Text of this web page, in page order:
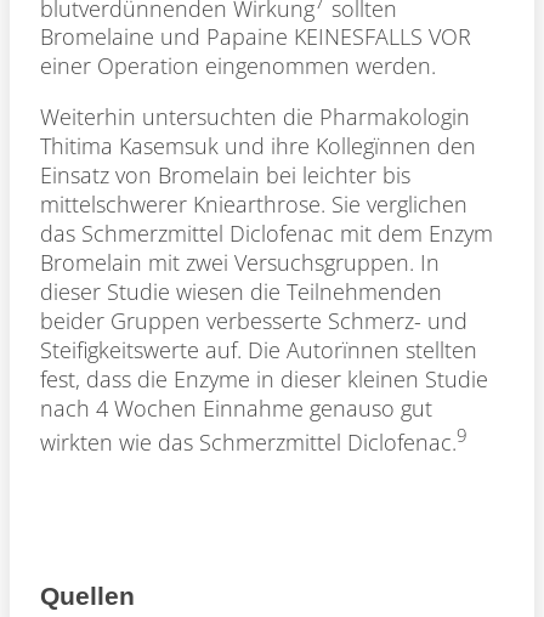
blutverdünnenden Wirkung
sollten
Bromelaine und Papaine KEINESFALLS VOR
einer Operation eingenommen werden.
Weiterhin untersuchten die Pharmakologin
Thitima Kasemsuk und ihre Kollegïnnen den
Einsatz von Bromelain bei leichter bis
mittelschwerer Kniearthrose. Sie verglichen
das Schmerzmittel Diclofenac mit dem Enzym
Bromelain mit zwei Versuchsgruppen. In
dieser Studie wiesen die Teilnehmenden
beider Gruppen verbesserte Schmerz- und
Steifigkeitswerte auf. Die Autorïnnen stellten
fest, dass die Enzyme in dieser kleinen Studie
nach 4 Wochen Einnahme genauso gut
wirkten wie das Schmerzmittel Diclofenac.9
Quellen